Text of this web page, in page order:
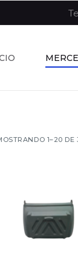
1–20 DE